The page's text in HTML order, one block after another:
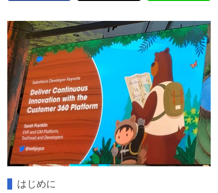
はじめに